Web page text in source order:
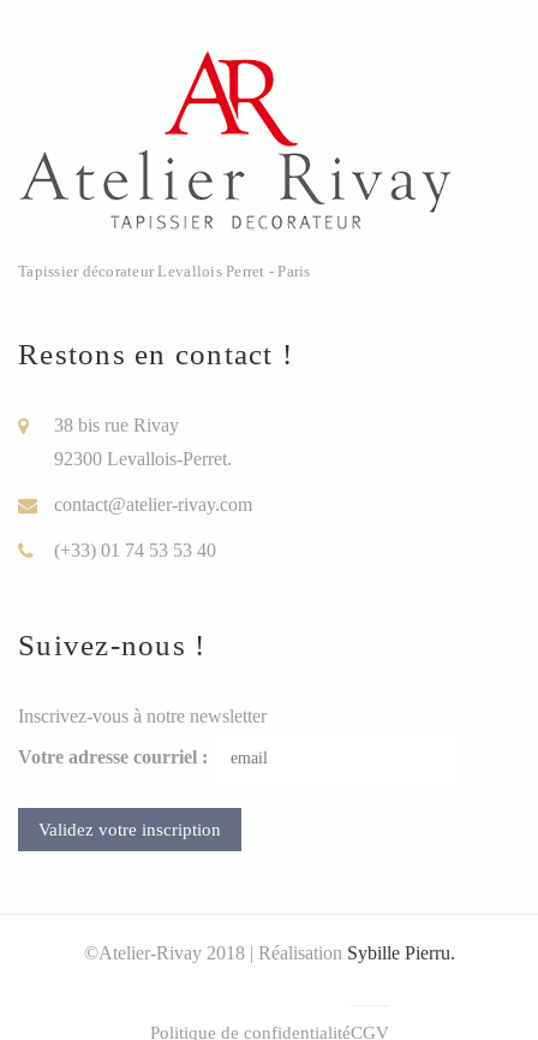
Tapissier décorateur Levallois Perret - Paris
Restons en contact !
38 bis rue Rivay
92300 Levallois-Perret.
contact@atelier-rivay.com
(+33) 01 74 53 53 40
Suivez-nous !
Inscrivez-vous à notre newsletter
Votre adresse courriel :
©Atelier-Rivay 2018 | Réalisation Sybille Pierru.
Politique de confidentialitéCGV